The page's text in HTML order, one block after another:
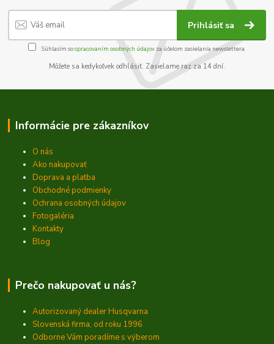
Prihlásiť sa
Súhlasím sospracovaním osobných údajov za účelom zasielania newslettera.
Môžete sa kedykoľvek odhlásiť. Zasielame raz za 14 dní.
Informácie pre zákazníkov
O nás
Ako nakupovať
Doprava a platba
Obchodné podmienky
Ochrana osobných údajov
Fotogaléria
Kontakty
Blog
Prečo nakupovať u nás?
Autorizovaný dealer Husqvarna
Slovenská firma, od roku 1996
Odborne Vám poradíme s výberom